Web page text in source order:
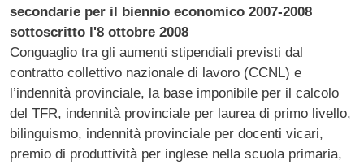
secondarie per il biennio economico 2007-2008
sottoscritto l'8 ottobre 2008
Conguaglio tra gli aumenti stipendiali previsti dal
contratto collettivo nazionale di lavoro (CCNL) e
l’indennità provinciale, la base imponibile per il calcolo
del TFR, indennità provinciale per laurea di primo livello,
bilinguismo, indennità provinciale per docenti vicari,
premio di produttività per inglese nella scuola primaria,